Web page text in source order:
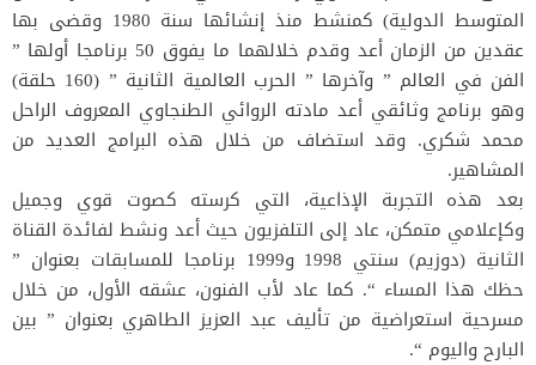
المتوسط الدولية) كمنشط منذ إنشائها سنة 1980 وقضى بها
عقدين من الزمان أعد وقدم خلالهما ما يفوق 50 برنامجا أولها ”
الفن في العالم ” وآخرها ” الحرب العالمية الثانية ” (160 حلقة)
وهو برنامج وثائقي أعد مادته الروائي الطنجاوي المعروف الراحل
محمد شكري. وقد استضاف من خلال هذه البرامج العديد من
المشاهير.
بعد هذه التجربة الإذاعية، التي كرسته كصوت قوي وجميل
وكإعلامي متمكن، عاد إلى التلفزيون حيث أعد ونشط لفائدة القناة
الثانية (دوزيم) سنتي 1998 و1999 برنامجا للمسابقات بعنوان ”
حظك هذا المساء “. كما عاد لأب الفنون، عشقه الأول، من خلال
مسرحية استعراضية من تأليف عبد العزيز الطاهري بعنوان ” بين
البارح واليوم “.